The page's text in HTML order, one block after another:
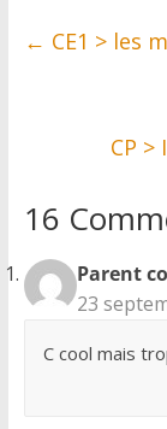
b
t
r
← CE1 > les
CP
16
Parent
23
C cool mais